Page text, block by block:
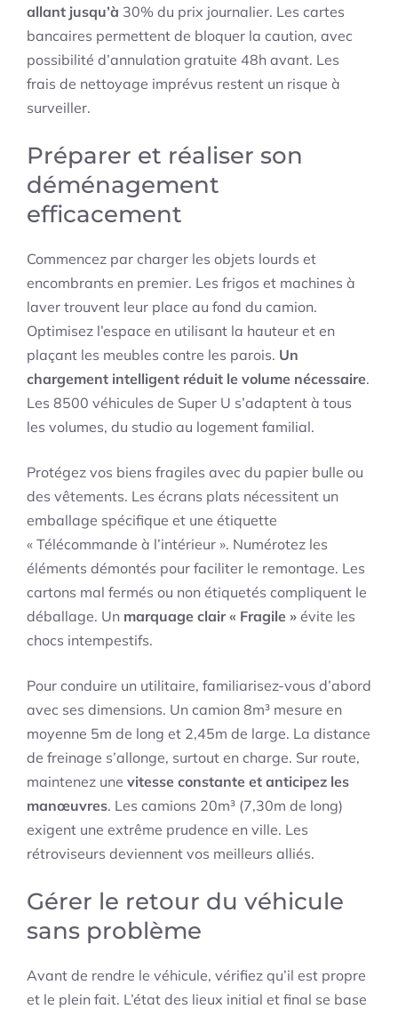
allant jusqu’à 30% du prix journalier. Les cartes
bancaires permettent de bloquer la caution, avec
possibilité d’annulation gratuite 48h avant. Les
frais de nettoyage imprévus restent un risque à
surveiller.
Préparer et réaliser son
déménagement
efficacement
Commencez par charger les objets lourds et
encombrants en premier. Les frigos et machines à
laver trouvent leur place au fond du camion.
Optimisez l’espace en utilisant la hauteur et en
plaçant les meubles contre les parois. Un
chargement intelligent réduit le volume nécessaire.
Les 8500 véhicules de Super U s’adaptent à tous
les volumes, du studio au logement familial.
Protégez vos biens fragiles avec du papier bulle ou
des vêtements. Les écrans plats nécessitent un
emballage spécifique et une étiquette
« Télécommande à l’intérieur ». Numérotez les
éléments démontés pour faciliter le remontage. Les
cartons mal fermés ou non étiquetés compliquent le
déballage. Un marquage clair « Fragile » évite les
chocs intempestifs.
Pour conduire un utilitaire, familiarisez-vous d’abord
avec ses dimensions. Un camion 8m³ mesure en
moyenne 5m de long et 2,45m de large. La distance
de freinage s’allonge, surtout en charge. Sur route,
maintenez une vitesse constante et anticipez les
manœuvres. Les camions 20m³ (7,30m de long)
exigent une extrême prudence en ville. Les
rétroviseurs deviennent vos meilleurs alliés.
Gérer le retour du véhicule
sans problème
Avant de rendre le véhicule, vérifiez qu’il est propre
et le plein fait. L’état des lieux initial et final se base